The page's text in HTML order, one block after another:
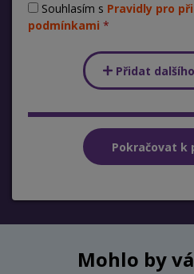
Souhlasím s Pravidly pro
podmínkami
Přidat
Mohlo by